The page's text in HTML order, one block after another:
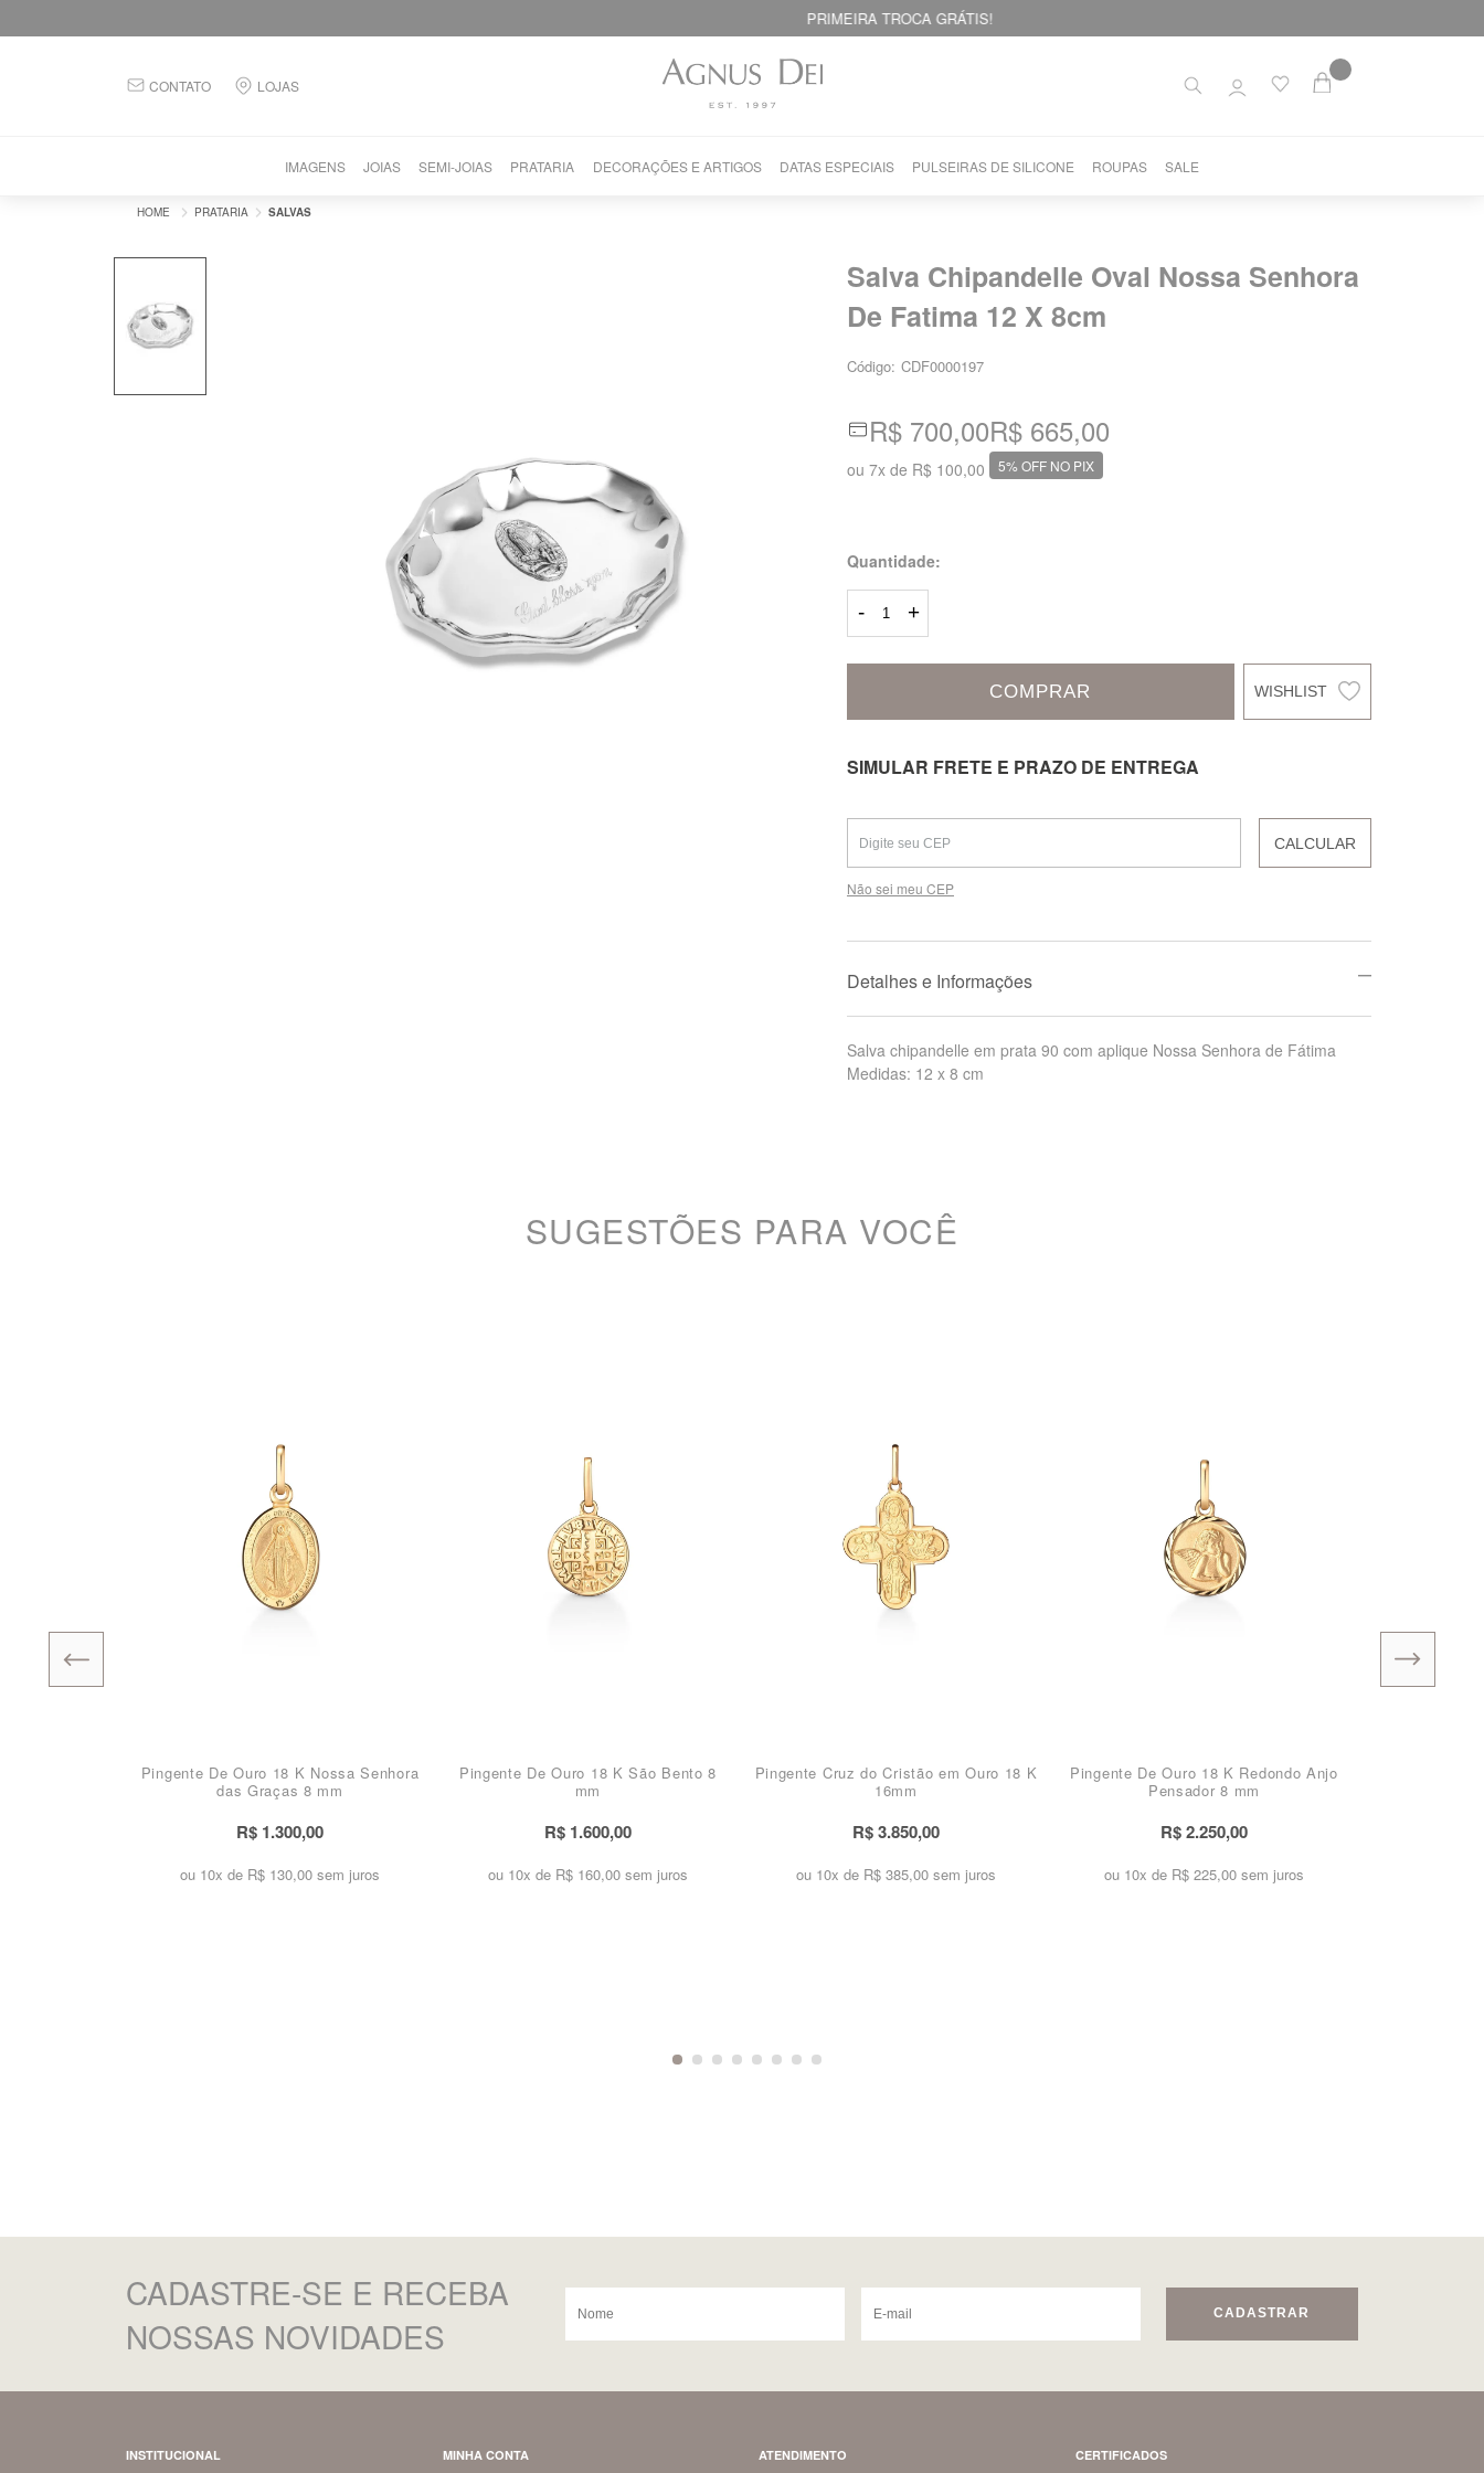
PRIMEIRA TROCA GRÁTIS!
CONTATO LOJAS
IMAGENS JOIAS SEMI-JOIAS PRATARIA DECORAÇÕES E ARTIGOS DATAS ESPECIAIS PULSEIRAS DE SILICONE ROUPAS SALE
PRATARIA SALVAS
Salva Chipandelle Oval Nossa Senhora
De Fatima 12 X 8cm
Código: CDF0000197
R$ 700,00
ou 7xde R$ 100,00
R$ 665,00
5% OFF NO PIX
Quantidade:
- +
COMPRAR
SIMULAR FRETE E PRAZO DE ENTREGA
CALCULAR
Não sei meu CEP
Detalhes e Informações
Salva chipandelle em prata 90 com aplique Nossa Senhora de Fátima
Medidas: 12 x 8 cm
SUGESTÕES PARA VOCÊ
Pingente De Ouro 18 K Nossa Senhora
das Graças 8 mm
R$ 1.300,00
ou 10x de R$ 130,00 sem juros
Pingente De Ouro 18 K São Bento 8
mm
R$ 1.600,00
ou 10x de R$ 160,00 sem juros
Pingente Cruz do Cristão em Ouro 18 K
16mm
R$ 3.850,00
ou 10x de R$ 385,00 sem juros
Pingente De Ouro 18 K Redondo Anjo
Pensador 8 mm
R$ 2.250,00
ou 10x de R$ 225,00 sem juros
CADASTRE-SE E RECEBA
NOSSAS NOVIDADES
CADASTRAR
INSTITUCIONAL MINHA CONTA ATENDIMENTO CERTIFICADOS